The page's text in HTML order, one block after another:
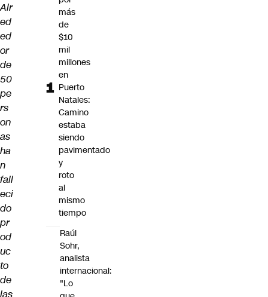
Alr
ed
ed
or
de
50
pe
rs
on
as
ha
n
fall
eci
do
pr
od
uc
to
de
las
más
de
$10
mil
millones
en
Puerto
Natales:
Camino
estaba
siendo
pavimentado
y
roto
al
mismo
tiempo
Raúl
Sohr,
analista
internacional:
"Lo